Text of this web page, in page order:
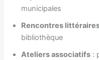
municipales
Rencontres
bibliothèque
Ateliers associatifs :